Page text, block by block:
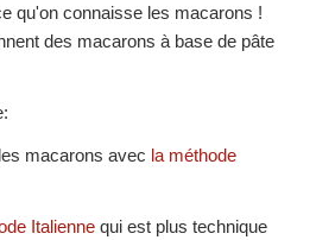
qu'on connaisse les macarons !
des macarons à base de pâte
macarons avec la méthode
Italienne qui est plus technique